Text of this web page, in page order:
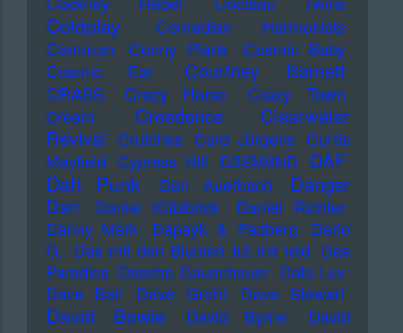
Coldplay
Comedian Harmonists
Common
Conny Plank
Cosmic Baby
Cosmic Ear
Courtney Barnett
CRASS Crazy Horse Crazy Town
Cream
Creedence Clearwater
Revival
Crutches Curd Jürgens Curtis
Mayfield Cypress Hill D3SM6ND DAF
Daft Punk Dan Auerbach
Danger
Dan
Daniel Küblböck
Daniel Richter
Danny Mark
Dapayk & Padberg
Dario
G. Das mit den Blumen tut mir leid Das
Paradies Dascha Dauenhauer Data Luv
Dave Ball
Dave Grohl Dave Stewart
David Bowie David Byrne
David